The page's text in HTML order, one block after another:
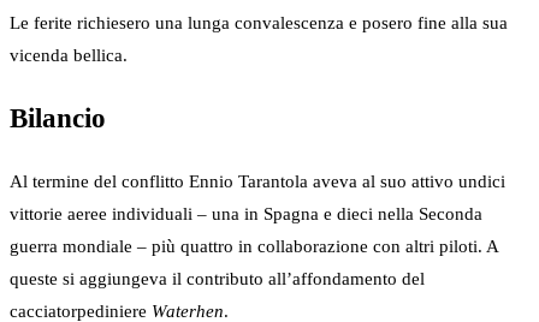
Le ferite richiesero una lunga convalescenza e posero fine alla sua
vicenda bellica.
Bilancio
Al termine del conflitto Ennio Tarantola aveva al suo attivo undici
vittorie aeree individuali – una in Spagna e dieci nella Seconda
guerra mondiale – più quattro in collaborazione con altri piloti. A
queste si aggiungeva il contributo all’affondamento del
cacciatorpediniere Waterhen.